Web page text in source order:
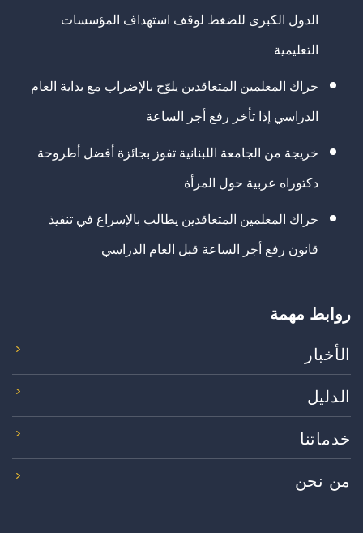
الدول الكبرى للضغط لوقف استهداف المؤسسات
التعليمية
حراك المعلمين المتعاقدين يلوّح بالإضراب مع بداية العام
الدراسي إذا تأخر رفع أجر الساعة
خريجة من الجامعة اللبنانية تفوز بجائزة أفضل أطروحة
دكتوراه عربية حول المرأة
حراك المعلمين المتعاقدين يطالب بالإسراع في تنفيذ
قانون رفع أجر الساعة قبل العام الدراسي
روابط مهمة
الأخبار
الدليل
خدماتنا
من نحن